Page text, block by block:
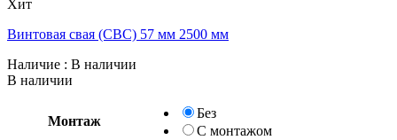
Хит
Винтовая свая (СВС) 57 мм 2500 мм
Наличие : В наличии
В наличии
Монтаж
Без
С монтажом